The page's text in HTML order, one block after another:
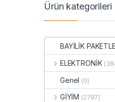
Ürün kategorileri
BAYİLİK
ELEKTRONİK
Genel (0)
GİYİM (2787)